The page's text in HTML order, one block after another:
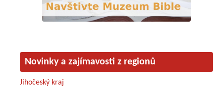
Novinky a zajímavosti z regionů
Jihočeský kraj